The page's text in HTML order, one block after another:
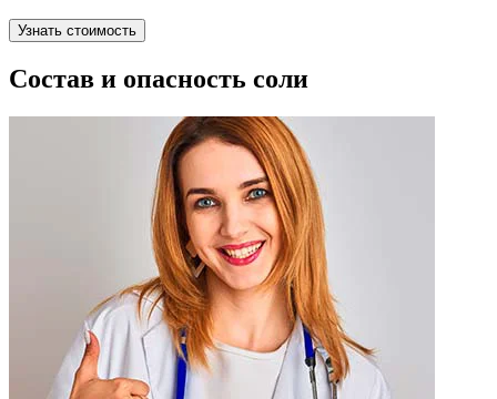
Узнать стоимость
Состав и опасность соли